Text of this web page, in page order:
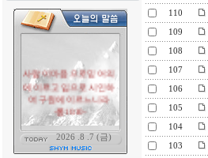
110
109
108
107
106
105
104
103